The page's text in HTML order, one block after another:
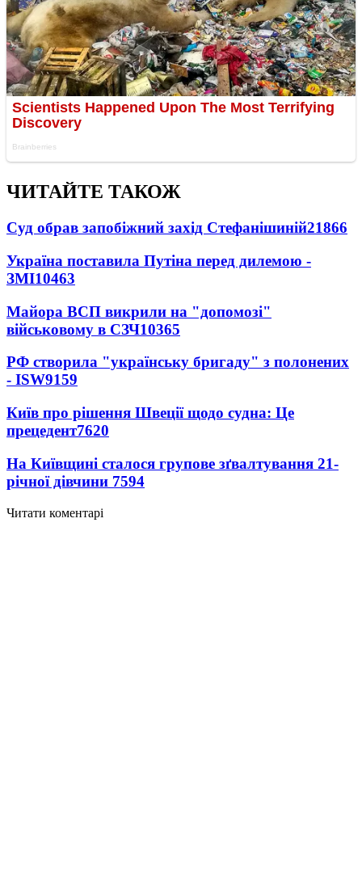
ЧИТАЙТЕ ТАКОЖ
Суд обрав запобіжний захід Стефанішиній21866
Україна поставила Путіна перед дилемою -
ЗМІ10463
Майора ВСП викрили на "допомозі"
військовому в СЗЧ10365
РФ створила "українську бригаду" з полонених
- ISW9159
Київ про рішення Швеції щодо судна: Це
прецедент7620
На Київщині сталося групове зґвалтування 21-
річної дівчини 7594
Читати коментарі